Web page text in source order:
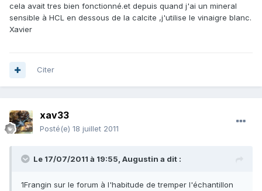
cela avait tres bien fonctionné.et depuis quand j'ai un mineral
sensible à HCL en dessous de la calcite ,j'utilise le vinaigre blanc.
Xavier
Citer
xav33
Posté(e) 18 juillet 2011
Le 17/07/2011 à 19:55, Augustin a dit :
1Frangin sur le forum à l'habitude de tremper l'échantillon